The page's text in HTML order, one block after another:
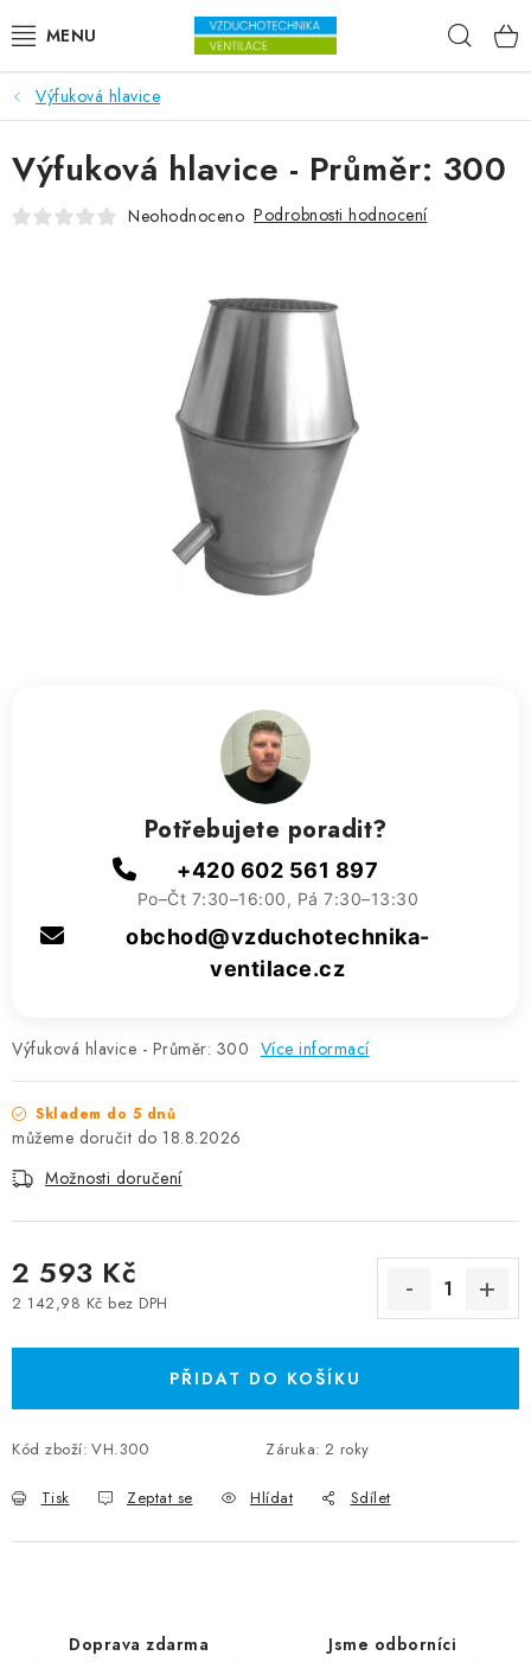
VENTILÁTORY
VZDUCHOTECHNIKA
REKUPERACE
ZVLHČOVAČE VZDUCHU PRŮMYSLOVÉ
NAHŘÍVACÍ POLŠTÁŘEK S LÁVOVÝM PÍSKEM
Reference a zkušenosti
Rady a tipy
Kontakty
Výfuková hlavice
Výfuková hlavice - Průměr: 300 Více informací
Skladem do 5 dnů
18.8.2026
Možnosti doručení
2 593 Kč
2 142,98 Kč bez DPH
PŘIDAT DO KOŠÍKU
Kód zboží: VH.300 Záruka: 2 roky
Tisk Zeptat se Hlídat Sdílet
Výfuková hlavice - Průměr: 300
Neohodnoceno Podrobnosti hodnocení
Potřebujete poradit?
+420 602 561 897
Po–Čt 7:30–16:00, Pá 7:30–13:30
obchod@vzduchotechnika-
ventilace.cz
Doprava zdarma Jsme odborníci